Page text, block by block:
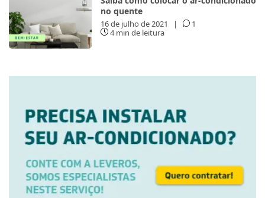
no quente
16 de julho de 2021 |
1
4 min de leitura